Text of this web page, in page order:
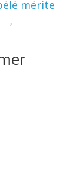
mérite
→